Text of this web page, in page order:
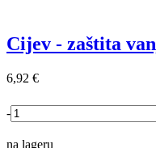
Cijev - zaštita
6,92 €
-
na lageru